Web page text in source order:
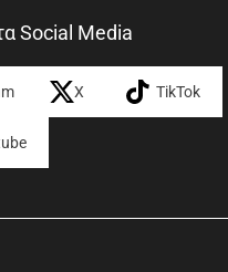
Social Media
X TikTok